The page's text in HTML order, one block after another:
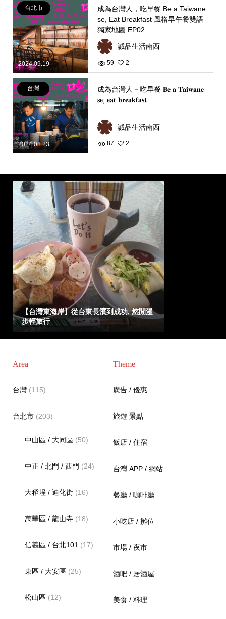
2024.09.19
台北市
成為台灣人，吃早餐 Be a Taiwane
se, Eat Breakfast 風格早午餐雙語
獨家地圖 EP02─...
誠品生活南西
59 2
2024.08.23
台灣
成為台灣人－吃早餐 𝐁𝐞 𝐚 𝐓𝐚𝐢𝐰𝐚𝐧𝐞
𝐬𝐞, 𝐞𝐚𝐭 𝐛𝐫𝐞𝐚𝐤𝐟𝐚𝐬𝐭
誠品生活南西
87 2
【台灣東海岸】從台東長濱到成功, 悠閒漫
步輕旅行
Area
台灣(115)
台北市(203)
中山區 / 大同區 (50)
中正 / 北門 / 西門 (24)
大稻埕 / 迪化街 (16)
萬華區 / 龍山寺 (18)
信義區 / 台北101 (17)
東區 / 大安區 (25)
松山區 (12)
Theme
廣告 / 優惠
旅遊 景點
飯店 / 住宿
台灣 APP / 網站
餐廳 / 咖啡廳
小吃店 / 攤位
市場 / 夜市
酒吧 / 居酒屋
美食 / 料理